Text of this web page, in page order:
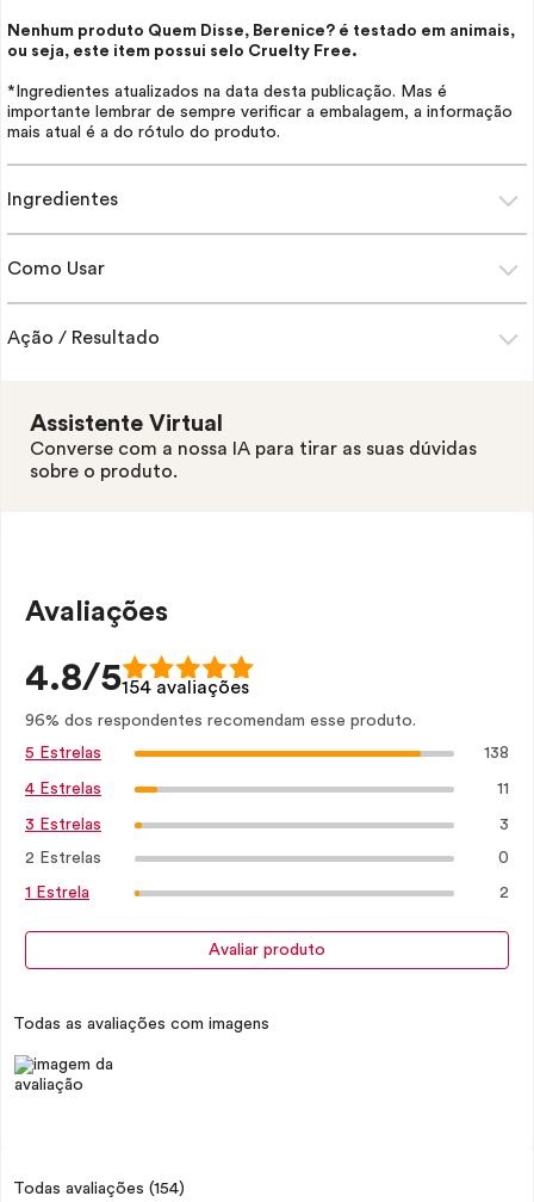
Nenhum produto Quem Disse, Berenice? é testado em animais,
ou seja, este item possui selo Cruelty Free.
*Ingredientes atualizados na data desta publicação. Mas é
importante lembrar de sempre verificar a embalagem, a informação
mais atual é a do rótulo do produto.
Ingredientes
Como Usar
Ação / Resultado
Assistente Virtual
Converse com a nossa IA para tirar as suas dúvidas
sobre o produto.
Avaliações
4.8/5154 avaliações
96% dos respondentes recomendam esse produto.
5 Estrelas
138
4 Estrelas 11
3 Estrelas 3
2 Estrelas 0
1 Estrela 2
Avaliar produto
Todas as avaliações com imagens
Todas avaliações (154)